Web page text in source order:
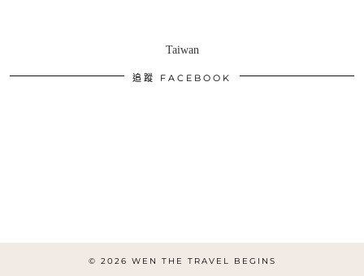
Taiwan
追蹤 FACEBOOK
© 2026 WEN THE TRAVEL BEGINS